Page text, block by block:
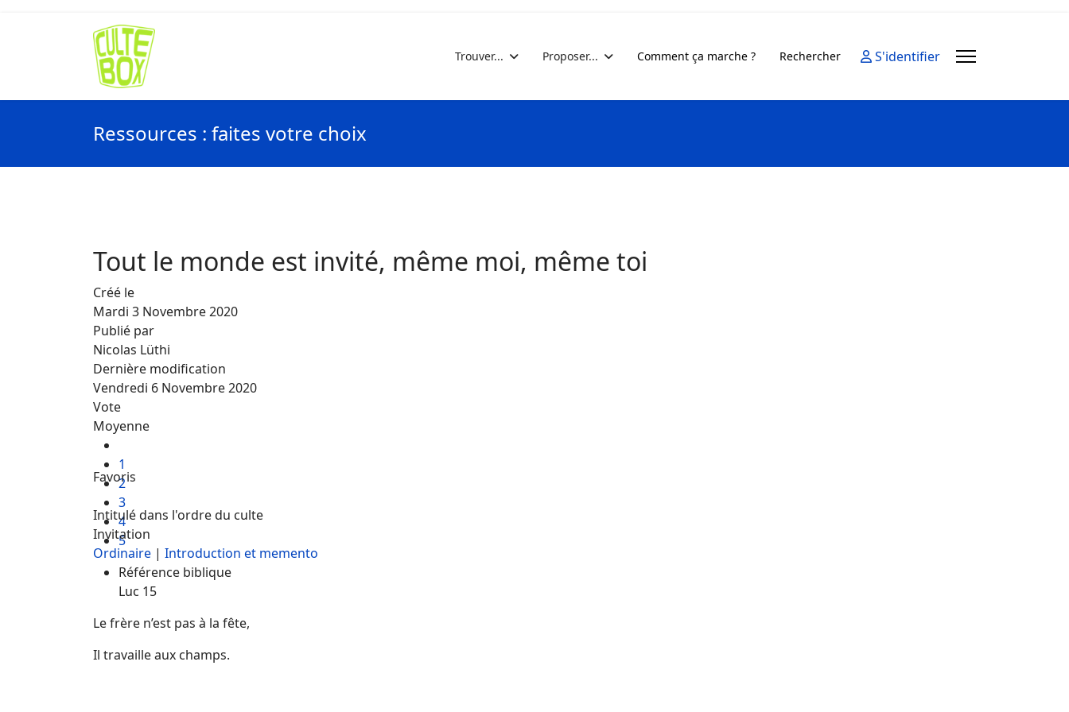
Trouver... Proposer... Comment ça marche ? Rechercher S'identifier
Ressources : faites votre choix
Tout le monde est invité, même moi, même toi
Créé le
Mardi 3 Novembre 2020
Publié par
Nicolas Lüthi
Dernière modification
Vendredi 6 Novembre 2020
Vote
Moyenne
1
2
3
4
5
Favoris
Intitulé dans l'ordre du culte
Invitation
Ordinaire | Introduction et memento
Référence biblique
Luc 15
Le frère n’est pas à la fête,
Il travaille aux champs.